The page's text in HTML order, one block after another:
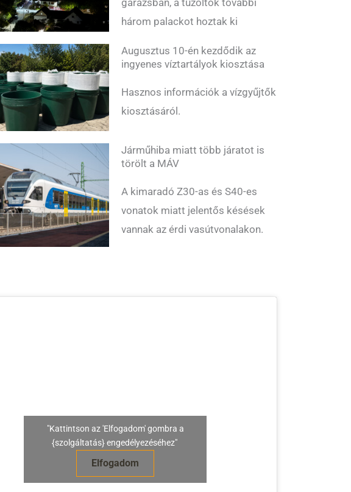
három palackot hoztak ki
Augusztus 10-én kezdődik az
ingyenes víztartályok kiosztása
Hasznos információk a vízgyűjtők
kiosztásáról.
Járműhiba miatt több járatot is
törölt a MÁV
A kimaradó Z30-as és S40-es
vonatok miatt jelentős késések
vannak az érdi vasútvonalakon.
"Kattintson az 'Elfogadom' gombra a
{szolgáltatás} engedélyezéséhez"
Elfogadom